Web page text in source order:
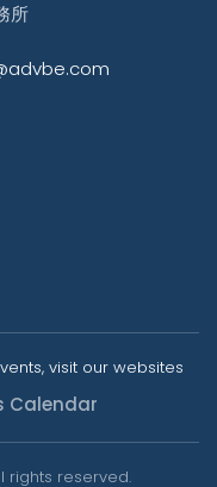
所
visit our websites
Calendar
rights reserved.